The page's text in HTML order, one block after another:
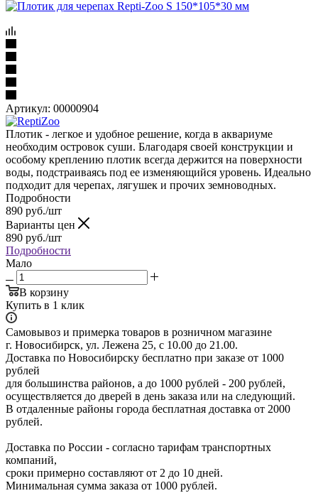
Артикул: 00000904
Плотик - легкое и удобное решение, когда в аквариуме
необходим островок суши. Благодаря своей конструкции и
особому креплению плотик всегда держится на поверхности
воды, подстраиваясь под ее изменяющийся уровень. Идеально
подходит для черепах, лягушек и прочих земноводных.
Подробности
890 руб./шт
Варианты цен
890 руб./шт
Подробности
Мало
В корзину
Купить в 1 клик
Самовывоз и примерка товаров в розничном магазине
г. Новосибирск, ул. Лежена 25, с 10.00 до 21.00.
Доставка по Новосибирску бесплатно при заказе от 1000
рублей
для большинства районов, а до 1000 рублей - 200 рублей,
осуществляется до дверей в день заказа или на следующий.
В отдаленные районы города бесплатная доставка от 2000
рублей.
Доставка по России - согласно тарифам транспортных
компаний,
сроки примерно составляют от 2 до 10 дней.
Минимальная сумма заказа от 1000 рублей.